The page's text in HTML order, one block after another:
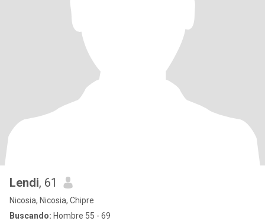
Lendi, 61
Nicosia, Nicosia, Chipre
Buscando: Hombre 55 - 69